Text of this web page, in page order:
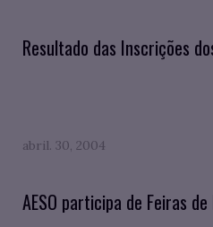
Resultado das Inscrições
abril. 30, 2004
AESO participa de Feiras